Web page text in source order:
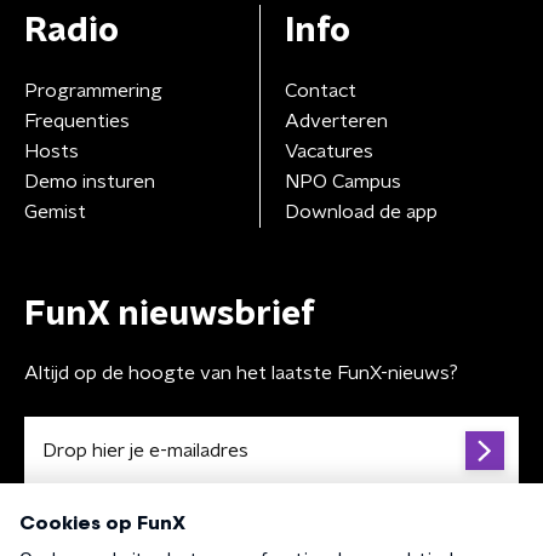
Radio
Programmering
Frequenties
Hosts
Demo insturen
Gemist
Info
Contact
Adverteren
Vacatures
NPO Campus
Download de app
FunX nieuwsbrief
Altijd op de hoogte van het laatste FunX-nieuws?